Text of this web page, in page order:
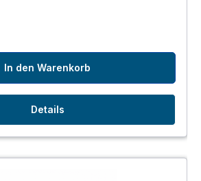
In den Warenkorb
Details